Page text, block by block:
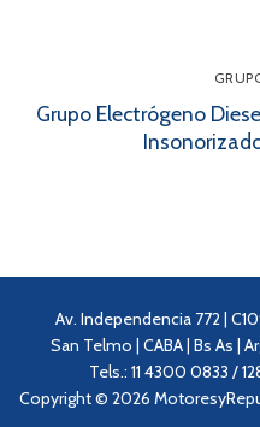
Grupo Electrógeno
Av. Independencia 772 |
San Telmo | CABA | Bs As |
Tels.: 11 4300 0833 /
Copyright © 2026